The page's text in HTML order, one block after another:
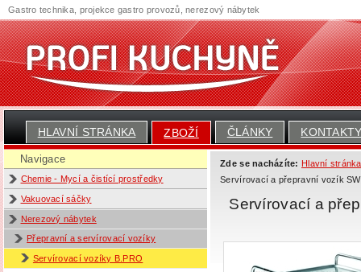
HLAVNÍ STRÁNKA ZBOŽÍ ČLÁNKY
Navigace
Chemie - Mycí a čistící prostředky
Vakuovací sáčky
Nerezový nábytek
Přepravní a servírovací vozíky
Servírovací vozíky B.PRO
Zde se nacházíte: Hlavní stránka
Servírovací a přepravní vozík
Servírovací a
Gastro technika, projekce gastro provozů, nerezový nábytek